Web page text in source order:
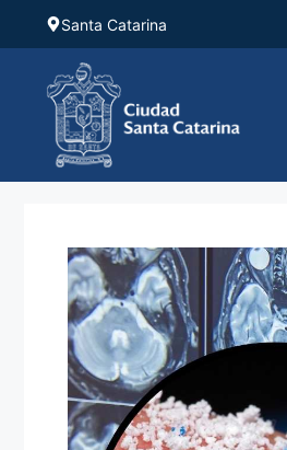
Saltar
contenido
Santa Catarina